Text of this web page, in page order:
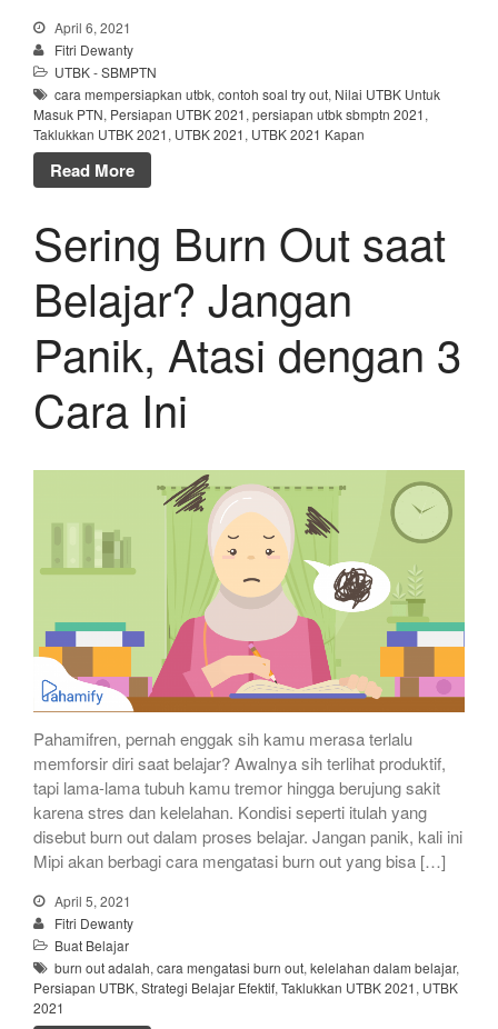
April 6, 2021
Fitri Dewanty
UTBK - SBMPTN
cara mempersiapkan utbk, contoh soal try out, Nilai UTBK Untuk
Masuk PTN, Persiapan UTBK 2021, persiapan utbk sbmptn 2021,
Taklukkan UTBK 2021, UTBK 2021, UTBK 2021 Kapan
Read More
Sering Burn Out saat
Belajar? Jangan
Panik, Atasi dengan 3
Cara Ini
Pahamifren, pernah enggak sih kamu merasa terlalu
memforsir diri saat belajar? Awalnya sih terlihat produktif,
tapi lama-lama tubuh kamu tremor hingga berujung sakit
karena stres dan kelelahan. Kondisi seperti itulah yang
disebut burn out dalam proses belajar. Jangan panik, kali ini
Mipi akan berbagi cara mengatasi burn out yang bisa […]
April 5, 2021
Fitri Dewanty
Buat Belajar
burn out adalah, cara mengatasi burn out, kelelahan dalam belajar,
Persiapan UTBK, Strategi Belajar Efektif, Taklukkan UTBK 2021, UTBK
2021